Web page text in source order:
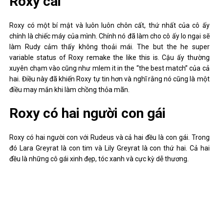
Roxy có một bí mật và luôn luôn chôn cất, thứ nhất của cô ấy
chính là chiếc máy của mình. Chính nó đã làm cho cô ấy lo ngại sẽ
làm Rudy cảm thấy không thoải mái. The but the he super
variable status of Roxy remake the like this is. Cậu ấy thường
xuyên chạm vào cũng như mlem it in the “the best match” của cả
hai. Điều này đã khiến Roxy tự tin hơn và nghĩ rằng nó cũng là một
điều may mắn khi làm chồng thỏa mãn.
Roxy có hai người con gái
Roxy có hai người con với Rudeus và cả hai đều là con gái. Trong
đó Lara Greyrat là con tim và Lily Greyrat là con thứ hai. Cả hai
đều là những cô gái xinh đẹp, tóc xanh và cực kỳ dễ thương.